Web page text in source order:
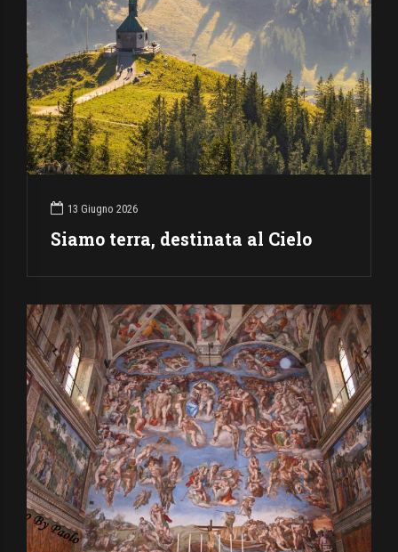
13 Giugno 2026
Siamo terra, destinata al Cielo